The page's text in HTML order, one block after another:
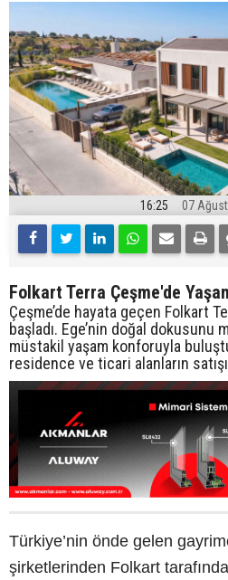
16:25 07
Folkart Terra Çeşme'de
Çeşme’de hayata geçen Folkart
başladı. Ege’nin doğal dokusunu
müstakil yaşam konforuyla
residence ve ticari alanların
Türkiye’nin önde gelen
şirketlerinden Folkart